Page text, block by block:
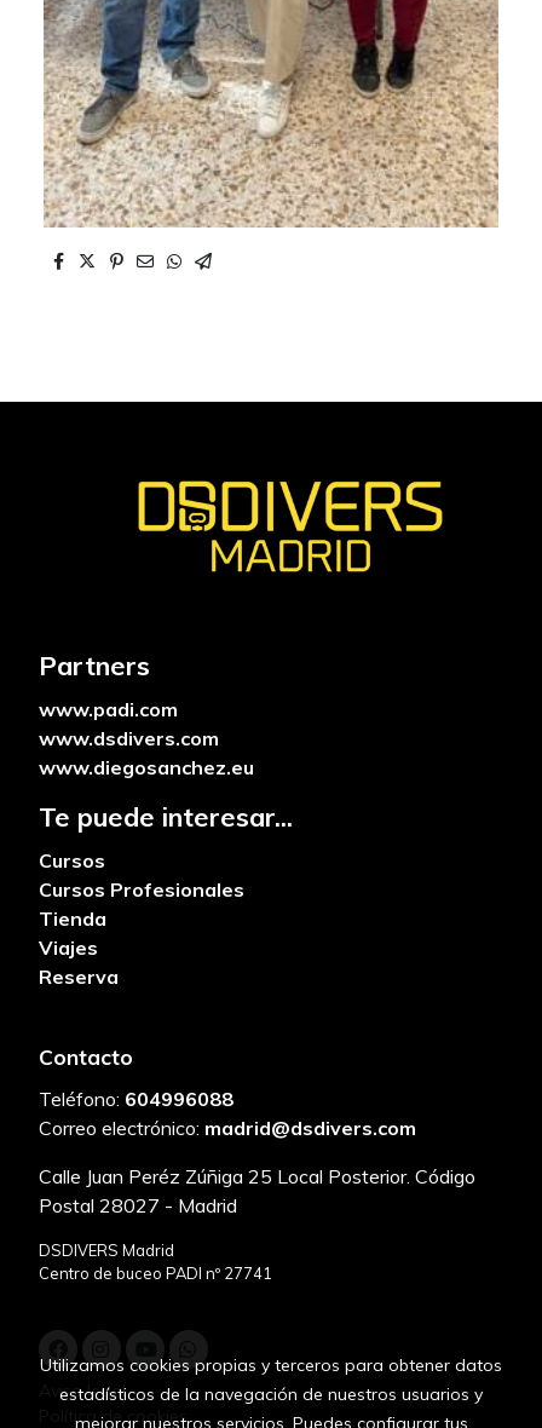
Partners
www.padi.com
www.dsdivers.com
www.diegosanchez.eu
Te puede interesar...
Cursos
Cursos Profesionales
Tienda
Viajes
Reserva
Contacto
Teléfono: 604996088
Correo electrónico: madrid@dsdivers.com
Calle Juan Peréz Zúñiga 25 Local Posterior. Código
Postal 28027 - Madrid
DSDIVERS Madrid
Centro de buceo PADI nº 27741
Aviso legal
Política de cookies
Utilizamos cookies propias y terceros para obtener datos
estadísticos de la navegación de nuestros usuarios y
mejorar nuestros servicios. Puedes configurar tus